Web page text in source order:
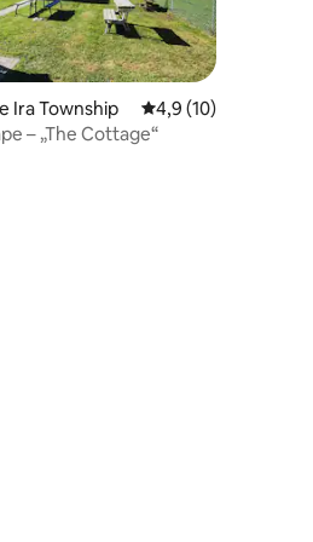
5, počet hodnotení: 96
Ira Township Priemerné
4,9 (10)
– „The Cottage“